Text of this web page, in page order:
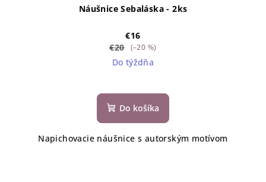
Náušnice Sebaláska - 2ks
€16
€20
(–20 %)
Do týždňa
Do košíka
Napichovacie náušnice s autorským motívom